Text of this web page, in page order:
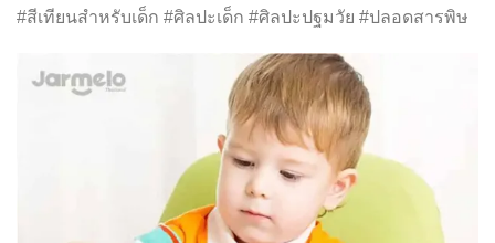
#สีเทียนสำหรับเด็ก #ศิลปะเด็ก #ศิลปะปฐมวัย #ปลอดสารพิษ